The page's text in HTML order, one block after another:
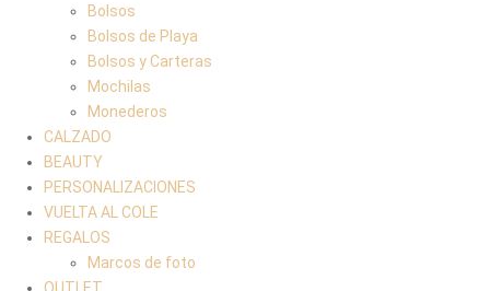
Bolsos
Bolsos de Playa
Bolsos y Carteras
Mochilas
Monederos
CALZADO
BEAUTY
PERSONALIZACIONES
VUELTA AL COLE
REGALOS
Marcos de foto